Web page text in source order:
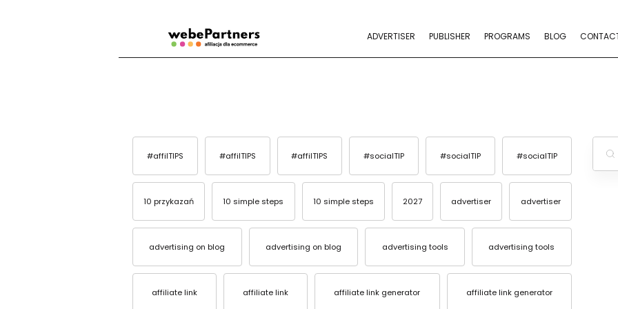
ADVERTISER PUBLISHER PROGRAMS BLOG
#affilTIPS #affilTIPS #affilTIPS #socialTIP #socialTIP #socialTIP
10 przykazań 10 simple steps 10 simple steps 2027 advertiser advertiser
advertising on blog advertising on blog advertising tools advertising tools
affiliate link affiliate link affiliate link generator affiliate link generator